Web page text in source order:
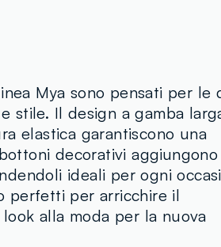
Mya sono pensati per le
stile. Il design a gamba
elastica garantiscono una
decorativi
ideali per ogni
perfetti per arricchire il
alla moda per la nuova